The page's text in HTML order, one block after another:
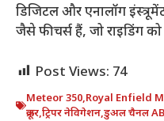
डिजिटल और एनालॉग
जैसे फीचर्स हैं, जो राइडिंग को
Post Views: 74
Meteor 350,Royal Enfield
क्रूजर,ट्रिपर नेविगेशन,डुअल चैनल